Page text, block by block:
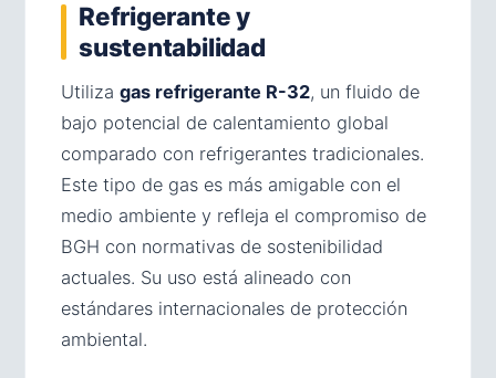
Refrigerante y
sustentabilidad
Utiliza gas refrigerante R-32, un fluido de
bajo potencial de calentamiento global
comparado con refrigerantes tradicionales.
Este tipo de gas es más amigable con el
medio ambiente y refleja el compromiso de
BGH con normativas de sostenibilidad
actuales. Su uso está alineado con
estándares internacionales de protección
ambiental.